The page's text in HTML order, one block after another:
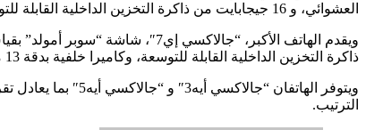
العشوائي، و 16 جيجابايت من ذاكرة التخزين الداخلية القابلة للتوسعة، وكاميرا خلفية بدقة 8 ميجابكسل، وأخرى أمامية بدقة 5 ميجابكسل، وبطارية بسعة 2,400 ميلي أمبير/ساعة.
ذاكرة التخزين الداخلية القابلة للتوسعة، وكاميرا خلفية بدقة 13 ميجابكسل، وأمامية بدقة 5 ميجابكسل، إضافة إلى بطارية بسعة 2,950 ميلي أمبير/ساعة.
الترتيب.